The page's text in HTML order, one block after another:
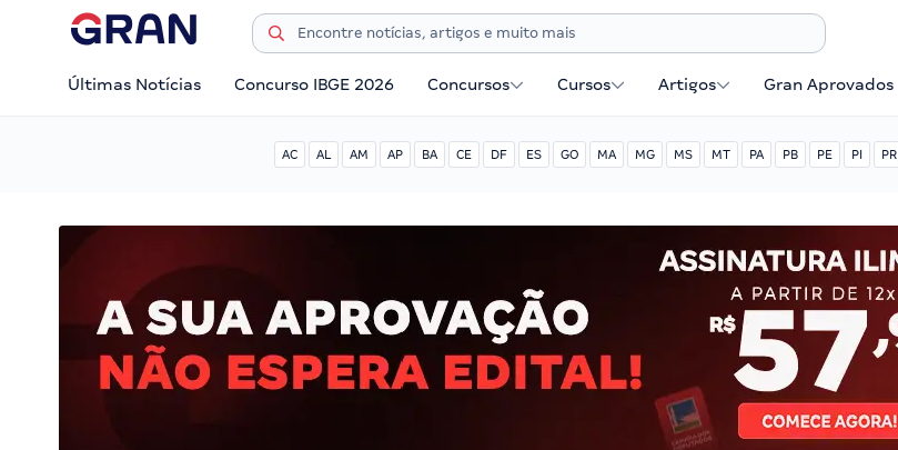
Últimas Notícias Concurso IBGE 2026 Concursos Cursos Artigos Gran Aprovados
AC AL AM AP BA CE DF ES GO MA MG MS MT PA PB PE PI PR